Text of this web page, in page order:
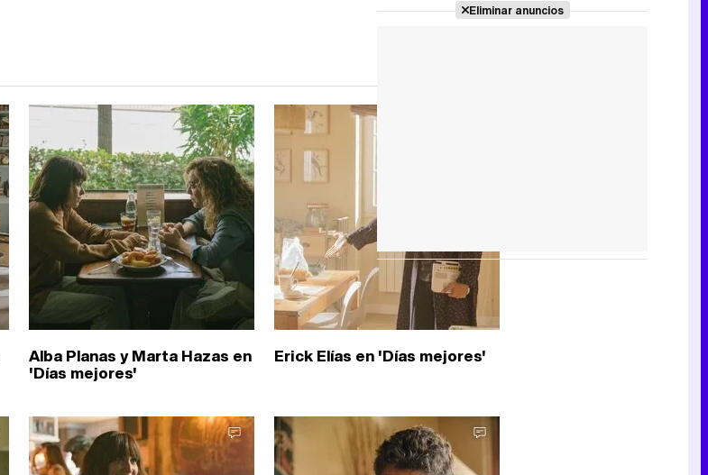
Alba Planas y Marta Hazas en
'Días mejores'
Erick Elías en 'Días mejores'
Eliminar anuncios